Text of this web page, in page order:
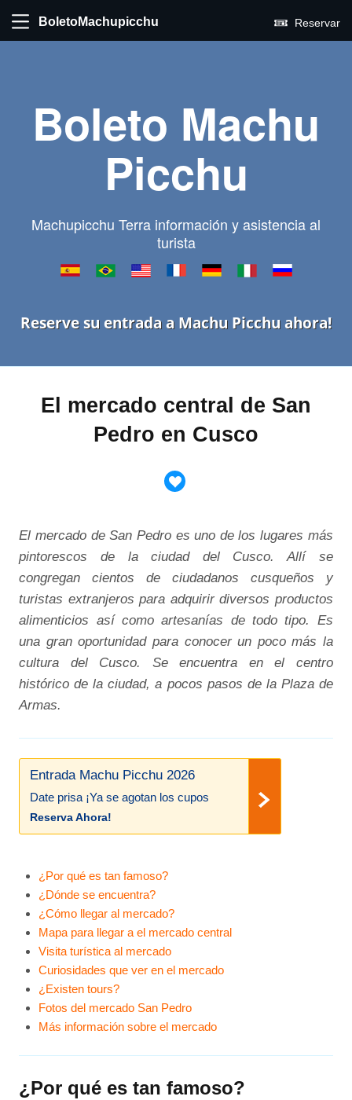
BoletoMachupicchu Reservar
Boleto Machu
Picchu
Machupicchu Terra información y asistencia al
turista
Reserve su entrada a Machu Picchu ahora!
El mercado central de San
Pedro en Cusco
El mercado de San Pedro es uno de los lugares más
pintorescos de la ciudad del Cusco. Allí se
congregan cientos de ciudadanos cusqueños y
turistas extranjeros para adquirir diversos productos
alimenticios así como artesanías de todo tipo. Es
una gran oportunidad para conocer un poco más la
cultura del Cusco. Se encuentra en el centro
histórico de la ciudad, a pocos pasos de la Plaza de
Armas.
Entrada Machu Picchu 2026
Date prisa ¡Ya se agotan los cupos
Reserva Ahora!
¿Por qué es tan famoso?
¿Dónde se encuentra?
¿Cómo llegar al mercado?
Mapa para llegar a el mercado central
Visita turística al mercado
Curiosidades que ver en el mercado
¿Existen tours?
Fotos del mercado San Pedro
Más información sobre el mercado
¿Por qué es tan famoso?